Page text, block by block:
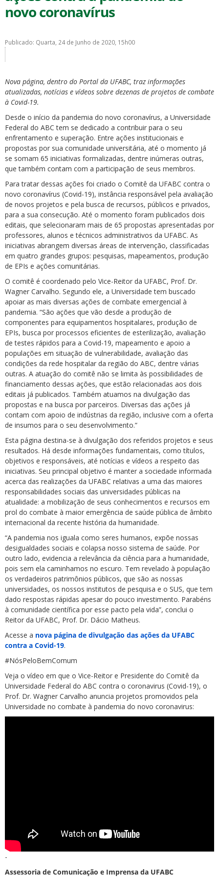
novo coronavírus
Publicado: Quarta, 24 de Junho de 2020, 15h00
Nova página, dentro do Portal da UFABC, traz informações
atualizadas, notícias e vídeos sobre dezenas de projetos de combate
à Covid-19.
Desde o início da pandemia do novo coronavírus, a Universidade
Federal do ABC tem se dedicado a contribuir para o seu
enfrentamento e superação. Entre ações institucionais e
propostas por sua comunidade universitária, até o momento já
se somam 65 iniciativas formalizadas, dentre inúmeras outras,
que também contam com a participação de seus membros.
Para tratar dessas ações foi criado o Comitê da UFABC contra o
novo coronavírus (Covid-19), instância responsável pela avaliação
de novos projetos e pela busca de recursos, públicos e privados,
para a sua consecução. Até o momento foram publicados dois
editais, que selecionaram mais de 65 propostas apresentadas por
professores, alunos e técnicos administrativos da UFABC. As
iniciativas abrangem diversas áreas de intervenção, classificadas
em quatro grandes grupos: pesquisas, mapeamentos, produção
de EPIs e ações comunitárias.
O comitê é coordenado pelo Vice-Reitor da UFABC, Prof. Dr.
Wagner Carvalho. Segundo ele, a Universidade tem buscado
apoiar as mais diversas ações de combate emergencial à
pandemia. “São ações que vão desde a produção de
componentes para equipamentos hospitalares, produção de
EPIs, busca por processos eficientes de esterilização, avaliação
de testes rápidos para a Covid-19, mapeamento e apoio a
populações em situação de vulnerabilidade, avaliação das
condições da rede hospitalar da região do ABC, dentre várias
outras. A atuação do comitê não se limita às possibilidades de
financiamento dessas ações, que estão relacionadas aos dois
editais já publicados. Também atuamos na divulgação das
propostas e na busca por parceiros. Diversas das ações já
contam com apoio de indústrias da região, inclusive com a oferta
de insumos para o seu desenvolvimento.”
Esta página destina-se à divulgação dos referidos projetos e seus
resultados. Há desde informações fundamentais, como títulos,
objetivos e responsáveis, até notícias e vídeos a respeito das
iniciativas. Seu principal objetivo é manter a sociedade informada
acerca das realizações da UFABC relativas a uma das maiores
responsabilidades sociais das universidades públicas na
atualidade: a mobilização de seus conhecimentos e recursos em
prol do combate à maior emergência de saúde pública de âmbito
internacional da recente história da humanidade.
“A pandemia nos iguala como seres humanos, expõe nossas
desigualdades sociais e colapsa nosso sistema de saúde. Por
outro lado, evidencia a relevância da ciência para a humanidade,
pois sem ela caminhamos no escuro. Tem revelado à população
os verdadeiros patrimônios públicos, que são as nossas
universidades, os nossos institutos de pesquisa e o SUS, que tem
dado respostas rápidas apesar do pouco investimento. Parabéns
à comunidade científica por esse pacto pela vida”, conclui o
Reitor da UFABC, Prof. Dr. Dácio Matheus.
Acesse a nova página de divulgação das ações da UFABC
contra a Covid-19.
#NósPeloBemComum
Veja o vídeo em que o Vice-Reitor e Presidente do Comitê da
Universidade Federal do ABC contra o coronavirus (Covid-19), o
Prof. Dr. Wagner Carvalho anuncia projetos promovidos pela
Universidade no combate à pandemia do novo coronavirus:
-
Assessoria de Comunicação e Imprensa da UFABC